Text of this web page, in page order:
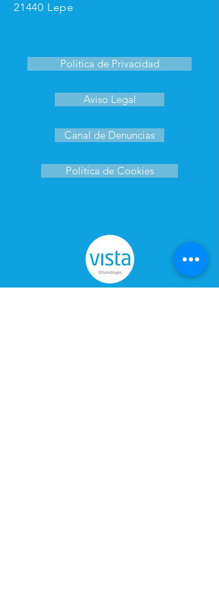
21440 Lepe
Política de Privacidad
Aviso Legal
Canal de Denuncias
Política de Cookies